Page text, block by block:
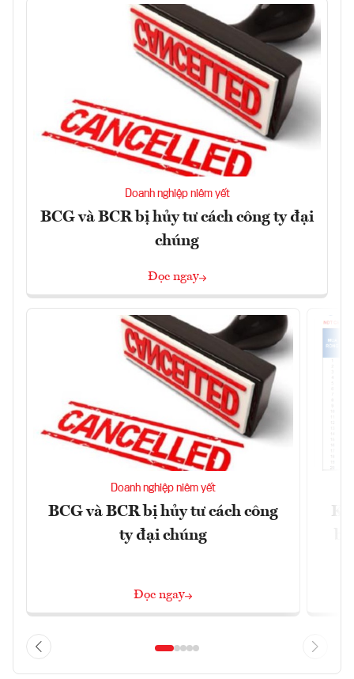
Doanh nghiệp niêm yết
BCG và BCR bị hủy tư cách công ty đại
chúng
Đọc ngay
Doanh nghiệp niêm yết
BCG và BCR bị hủy tư cách công
ty đại chúng
Đọc ngay